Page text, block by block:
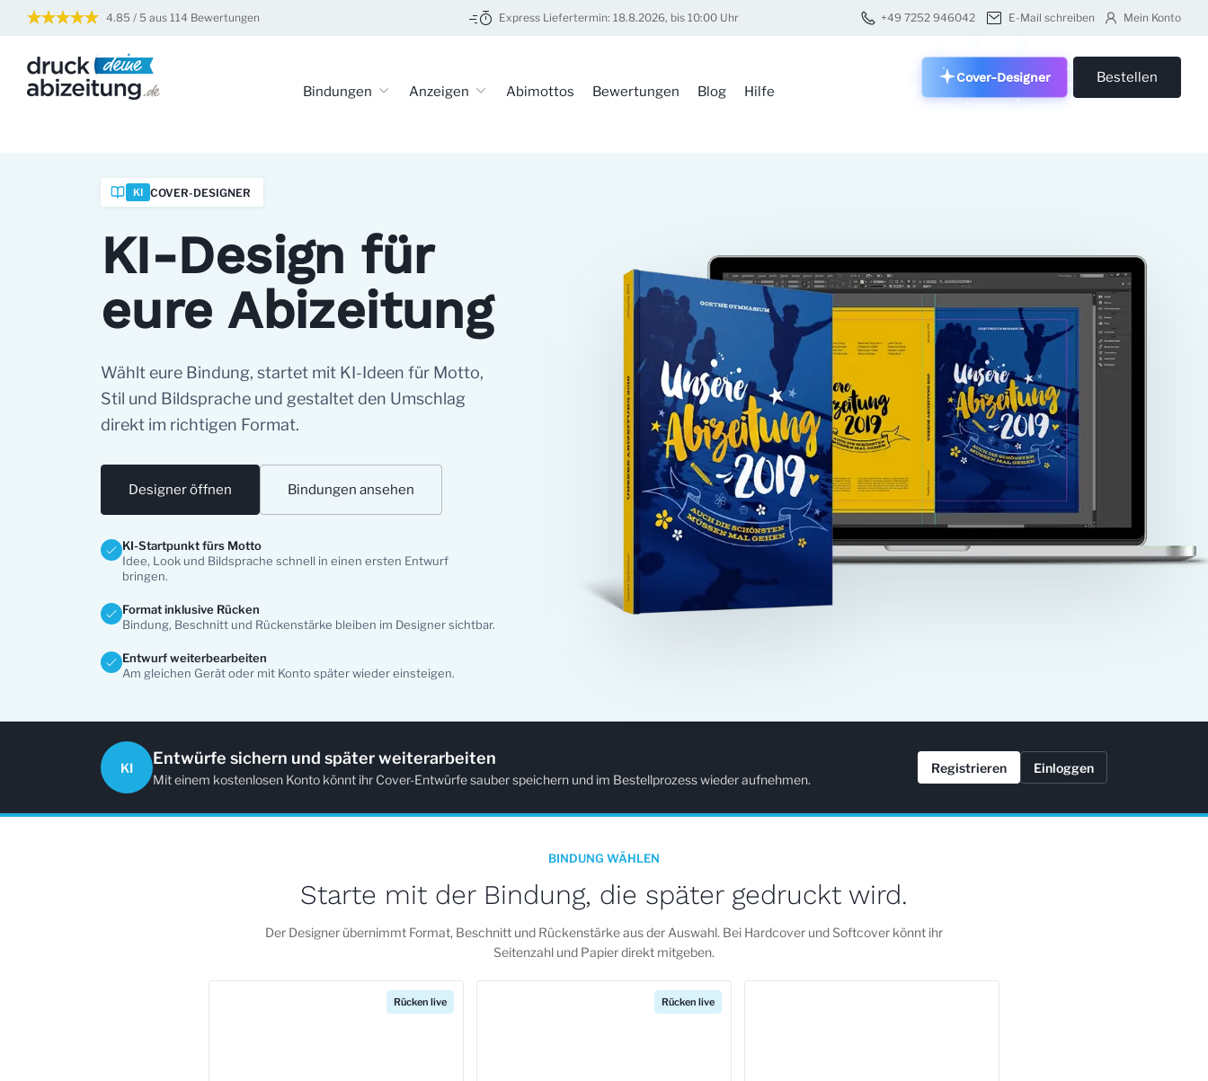
4.85 / 5 aus 114 Bewertungen Express Liefertermin: 18.8.2026, bis 10:00 Uhr +49 7252 946042 E-Mail schreiben Mein Konto
Bindungen Anzeigen Abimottos Bewertungen Blog Hilfe
Cover-Designer Bestellen
KI COVER-DESIGNER
KI-Design für
eure Abizeitung
Wählt eure Bindung, startet mit KI-Ideen für Motto,
Stil und Bildsprache und gestaltet den Umschlag
direkt im richtigen Format.
Designer öffnen Bindungen ansehen
KI-Startpunkt fürs Motto
Idee, Look und Bildsprache schnell in einen ersten Entwurf
bringen.
Format inklusive Rücken
Bindung, Beschnitt und Rückenstärke bleiben im Designer sichtbar.
Entwurf weiterbearbeiten
Am gleichen Gerät oder mit Konto später wieder einsteigen.
KI Entwürfe sichern und später weiterarbeiten
Mit einem kostenlosen Konto könnt ihr Cover-Entwürfe sauber speichern und im Bestellprozess wieder aufnehmen.
Registrieren Einloggen
BINDUNG WÄHLEN
Starte mit der Bindung, die später gedruckt wird.
Der Designer übernimmt Format, Beschnitt und Rückenstärke aus der Auswahl. Bei Hardcover und Softcover könnt ihr
Seitenzahl und Papier direkt mitgeben.
Rücken live Rücken live